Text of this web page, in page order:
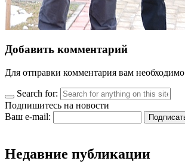
Добавить комментарий
Для отправки комментария вам необходимо
Search for:
Подпишитесь на новости
Ваш e-mail:
Недавние публикации